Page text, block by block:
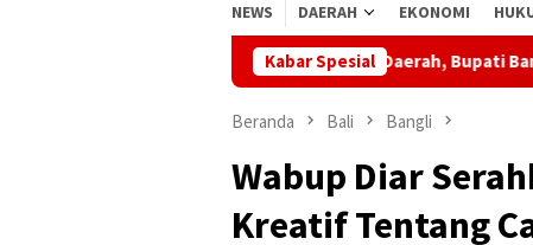
NEWS DAERAH EKONOMI
Kabar Spesial
Apresiasi Sinergi Pusat-Daerah, Bupati Bangli Buka Sosialisasi
Beranda Bali Bangli
Wabup Diar
Kreatif Tentang